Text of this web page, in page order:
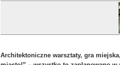
​Architektoniczne warsztaty, gra